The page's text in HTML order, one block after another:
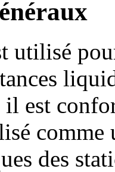
utilisé
est
comme
des